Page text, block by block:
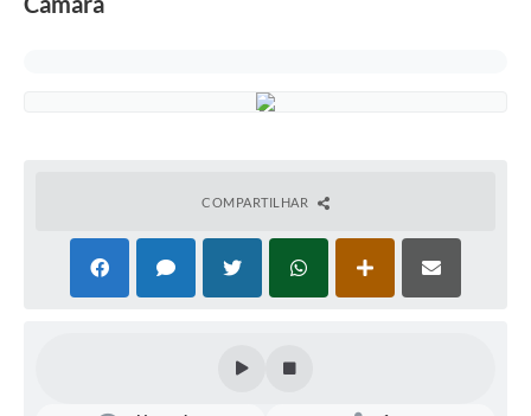
Conselhos Municipais
COMPARTILHAR